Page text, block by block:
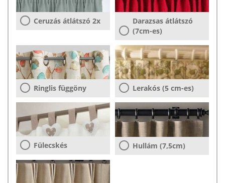
Ceruzás átlátszó 2x
Darazsas átlátszó
(7cm-es)
Ringlis függöny Lerakós (5 cm-es)
Fülecskés Hullám (7,5cm)